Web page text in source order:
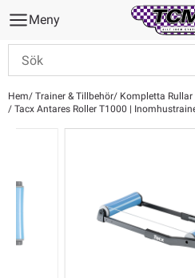
Meny
Hem Trainer & Tillbehör
Kompletta Rullar
Tacx Antares Roller T1000 |